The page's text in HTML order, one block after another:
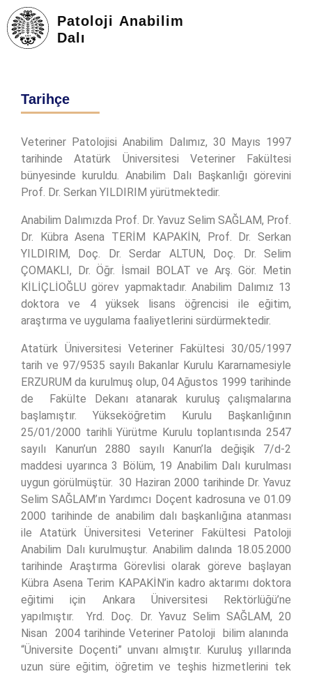
Patoloji Anabilim
Dalı
Tarihçe
Veteriner Patolojisi Anabilim Dalımız, 30 Mayıs 1997
tarihinde Atatürk Üniversitesi Veteriner Fakültesi
bünyesinde kuruldu. Anabilim Dalı Başkanlığı görevini
Prof. Dr. Serkan YILDIRIM yürütmektedir.
Anabilim Dalımızda Prof. Dr. Yavuz Selim SAĞLAM, Prof.
Dr. Kübra Asena TERİM KAPAKİN, Prof. Dr. Serkan
YILDIRIM, Doç. Dr. Serdar ALTUN, Doç. Dr. Selim
ÇOMAKLI, Dr. Öğr. İsmail BOLAT ve Arş. Gör. Metin
KİLİÇLİOĞLU görev yapmaktadır. Anabilim Dalımız 13
doktora ve 4 yüksek lisans öğrencisi ile eğitim,
araştırma ve uygulama faaliyetlerini sürdürmektedir.
Atatürk Üniversitesi Veteriner Fakültesi 30/05/1997
tarih ve 97/9535 sayılı Bakanlar Kurulu Kararnamesiyle
ERZURUM da kurulmuş olup, 04 Ağustos 1999 tarihinde
de Fakülte Dekanı atanarak kuruluş çalışmalarına
başlamıştır. Yükseköğretim Kurulu Başkanlığının
25/01/2000 tarihli Yürütme Kurulu toplantısında 2547
sayılı Kanun’un 2880 sayılı Kanun’la değişik 7/d-2
maddesi uyarınca 3 Bölüm, 19 Anabilim Dalı kurulması
uygun görülmüştür. 30 Haziran 2000 tarihinde Dr. Yavuz
Selim SAĞLAM’ın Yardımcı Doçent kadrosuna ve 01.09
2000 tarihinde de anabilim dalı başkanlığına atanması
ile Atatürk Üniversitesi Veteriner Fakültesi Patoloji
Anabilim Dalı kurulmuştur. Anabilim dalında 18.05.2000
tarihinde Araştırma Görevlisi olarak göreve başlayan
Kübra Asena Terim KAPAKİN’in kadro aktarımı doktora
eğitimi için Ankara Üniversitesi Rektörlüğü’ne
yapılmıştır. Yrd. Doç. Dr. Yavuz Selim SAĞLAM, 20
Nisan 2004 tarihinde Veteriner Patoloji bilim alanında
“Üniversite Doçenti” unvanı almıştır. Kuruluş yıllarında
uzun süre eğitim, öğretim ve teşhis hizmetlerini tek